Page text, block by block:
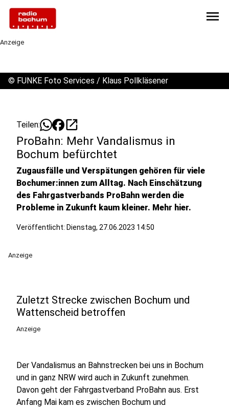
menu
Anzeige
© FUNKE Foto Services / Klaus Pollkläsener
Teilen: open_in_new
ProBahn: Mehr Vandalismus in
Bochum befürchtet
Zugausfälle und Verspätungen gehören für viele
Bochumer:innen zum Alltag. Nach Einschätzung
des Fahrgastverbands ProBahn werden die
Probleme in Zukunft kaum kleiner. Mehr hier.
Veröffentlicht: Dienstag, 27.06.2023 14:50
Anzeige
Zuletzt Strecke zwischen Bochum und
Wattenscheid betroffen
Anzeige
Der Vandalismus an Bahnstrecken bei uns in Bochum
und in ganz NRW wird auch in Zukunft zunehmen.
Davon geht der Fahrgastverband ProBahn aus. Erst
Anfang Mai kam es zwischen Bochum und